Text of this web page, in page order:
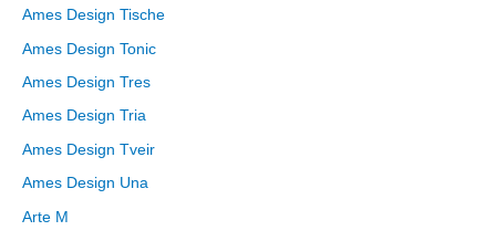
Ames Design Tische
Ames Design Tonic
Ames Design Tres
Ames Design Tria
Ames Design Tveir
Ames Design Una
Arte M